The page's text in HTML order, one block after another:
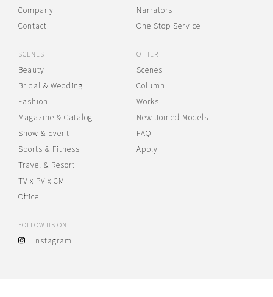
Company
Contact
Narrators
One Stop Service
SCENES
Beauty
Bridal & Wedding
Fashion
Magazine & Catalog
Show & Event
Sports & Fitness
Travel & Resort
TV x PV x CM
Office
OTHER
Scenes
Column
Works
New Joined Models
FAQ
Apply
FOLLOW US ON
Instagram